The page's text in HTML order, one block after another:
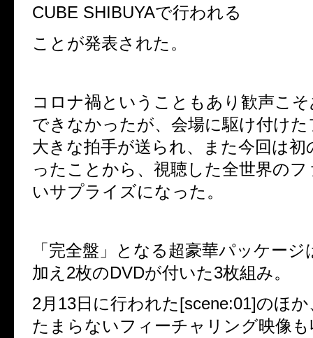
CUBE SHIBUYAで行われる
ことが発表された。
コロナ禍ということもあり歓声こ
できなかったが、会場に駆け付け
大きな拍手が送られ、
また今回は
ったことから、視聴した全世界の
いサプライズになった。
「完全盤」となる超豪華パッケー
加え2枚のDVDが付いた3枚組み。
2月13日に行われた[scene:01]のほ
たまらないフィーチャリング映像